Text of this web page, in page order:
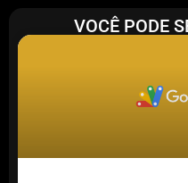
VOCÊ PODE